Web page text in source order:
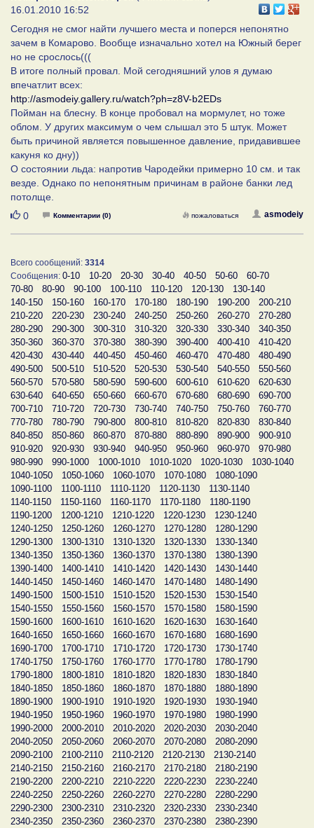
16.01.2010 16:52
Сегодня не смог найти лучшего места и поперся непонятно
зачем в Комарово. Вообще изначально хотел на Южный берег
но не срослось(((
В итоге полный провал. Мой сегодняшний улов я думаю
впечатлит всех:
http://asmodeiy.gallery.ru/watch?ph=z8V-b2EDs
Пойман на блесну. В конце пробовал на мормулет, но тоже
облом. У других максимум о чем слышал это 5 штук. Может
быть причиной является повышенное давление, придавившее
какуня ко дну))
О состоянии льда: напротив Чародейки примерно 10 см. и так
везде. Однако по непонятным причинам в районе банки лед
потолще.
Нравится
0 Комментарии (0) asmodeiy
пожаловаться
Всего сообщений: 3314
Сообщения: 0-10 10-20 20-30 30-40 40-50 50-60
60-70
70-80
80-90 90-100 100-110 110-120 120-130
130-140
140-150
150-160 160-170 170-180 180-190 190-200
200-210
210-220
220-230 230-240 240-250 250-260 260-270
270-280
280-290
290-300 300-310 310-320 320-330 330-340
340-350
350-360
360-370 370-380 380-390 390-400 400-410
410-420
420-430
430-440 440-450 450-460 460-470 470-480
480-490
490-500
500-510 510-520 520-530 530-540 540-550
550-560
560-570
570-580 580-590 590-600 600-610 610-620
620-630
630-640
640-650 650-660 660-670 670-680 680-690
690-700
700-710
710-720 720-730 730-740 740-750 750-760
760-770
770-780
780-790 790-800 800-810 810-820 820-830
830-840
840-850
850-860 860-870 870-880 880-890 890-900
900-910
910-920
920-930 930-940 940-950 950-960 960-970
970-980
980-990
990-1000 1000-1010 1010-1020 1020-1030
1030-1040
1040-1050
1050-1060 1060-1070 1070-1080
1080-1090
1090-1100
1100-1110 1110-1120 1120-1130
1130-1140
1140-1150
1150-1160 1160-1170 1170-1180
1180-1190
1190-1200
1200-1210 1210-1220 1220-1230
1230-1240
1240-1250
1250-1260 1260-1270 1270-1280
1280-1290
1290-1300
1300-1310 1310-1320 1320-1330
1330-1340
1340-1350
1350-1360 1360-1370 1370-1380
1380-1390
1390-1400
1400-1410 1410-1420 1420-1430
1430-1440
1440-1450
1450-1460 1460-1470 1470-1480
1480-1490
1490-1500
1500-1510 1510-1520 1520-1530
1530-1540
1540-1550
1550-1560 1560-1570 1570-1580
1580-1590
1590-1600
1600-1610 1610-1620 1620-1630
1630-1640
1640-1650
1650-1660 1660-1670 1670-1680
1680-1690
1690-1700
1700-1710 1710-1720 1720-1730
1730-1740
1740-1750
1750-1760 1760-1770 1770-1780
1780-1790
1790-1800
1800-1810 1810-1820 1820-1830
1830-1840
1840-1850
1850-1860 1860-1870 1870-1880
1880-1890
1890-1900
1900-1910 1910-1920 1920-1930
1930-1940
1940-1950
1950-1960 1960-1970 1970-1980
1980-1990
1990-2000
2000-2010 2010-2020 2020-2030
2030-2040
2040-2050
2050-2060 2060-2070 2070-2080
2080-2090
2090-2100
2100-2110 2110-2120 2120-2130
2130-2140
2140-2150
2150-2160 2160-2170 2170-2180
2180-2190
2190-2200
2200-2210 2210-2220 2220-2230
2230-2240
2240-2250
2250-2260 2260-2270 2270-2280
2280-2290
2290-2300
2300-2310 2310-2320 2320-2330
2330-2340
2340-2350
2350-2360 2360-2370 2370-2380
2380-2390